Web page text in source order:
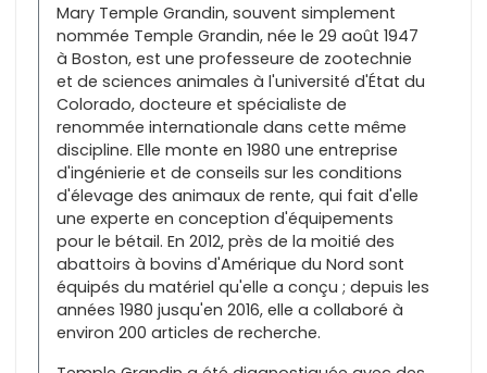
Mary Temple Grandin, souvent simplement
nommée Temple Grandin, née le 29 août 1947
à Boston, est une professeure de zootechnie
et de sciences animales à l'université d'État du
Colorado, docteure et spécialiste de
renommée internationale dans cette même
discipline. Elle monte en 1980 une entreprise
d'ingénierie et de conseils sur les conditions
d'élevage des animaux de rente, qui fait d'elle
une experte en conception d'équipements
pour le bétail. En 2012, près de la moitié des
abattoirs à bovins d'Amérique du Nord sont
équipés du matériel qu'elle a conçu ; depuis les
années 1980 jusqu'en 2016, elle a collaboré à
environ 200 articles de recherche.